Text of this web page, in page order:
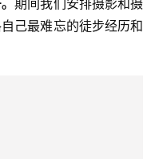
期间我们安排摄影和摄
己最难忘的徒步经历和